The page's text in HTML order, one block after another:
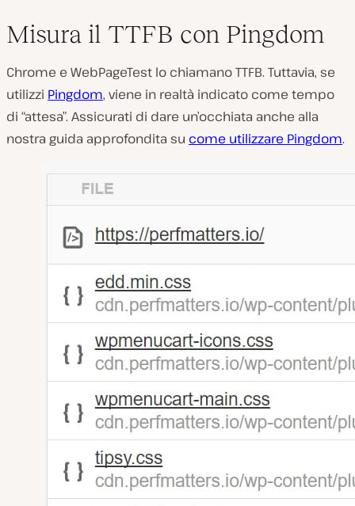
Misura il TTFB con Pingdom
Chrome e WebPageTest lo chiamano TTFB. Tuttavia, se
utilizzi Pingdom, viene in realtà indicato come tempo
di “attesa”. Assicurati di dare un’occhiata anche alla
nostra guida approfondita su come utilizzare Pingdom.